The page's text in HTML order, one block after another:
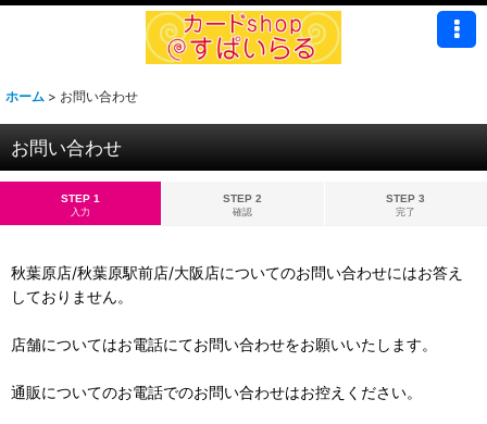
ホーム > お問い合わせ
お問い合わせ
STEP 1
入力
STEP 2
確認
STEP 3
完了
秋葉原店/秋葉原駅前店/大阪店についてのお問い合わせにはお答え
しておりません。
店舗についてはお電話にてお問い合わせをお願いいたします。
通販についてのお電話でのお問い合わせはお控えください。